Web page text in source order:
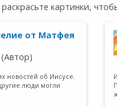
картинки,
от Матфея
(Автор)
новостей об Иисусе.
люди могли